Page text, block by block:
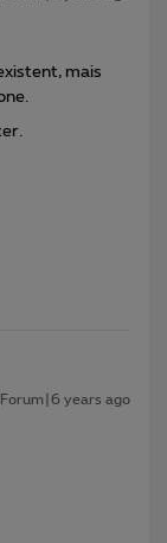
mais
years ago